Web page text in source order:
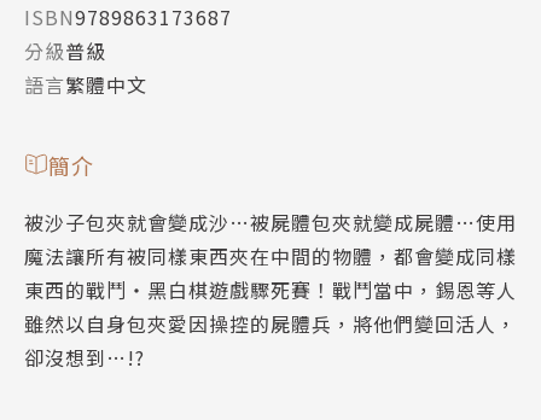
ISBN9789863173687
分級普級
語言繁體中文
簡介
被沙子包夾就會變成沙…被屍體包夾就變成屍體…使用
魔法讓所有被同樣東西夾在中間的物體，都會變成同樣
東西的戰鬥‧黑白棋遊戲驟死賽！戰鬥當中，錫恩等人
雖然以自身包夾愛因操控的屍體兵，將他們變回活人，
卻沒想到…!?